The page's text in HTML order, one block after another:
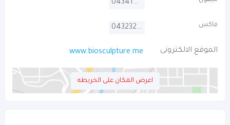
043414820
فاكس 043232269
الموقع الالكترونى www.biosculpture.me
اعرض المكان على الخريطه